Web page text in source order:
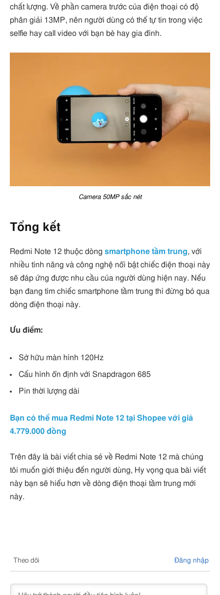
chất lượng. Về phần camera trước của điện thoại có độ
phân giải 13MP, nên người dùng có thể tự tin trong việc
selfie hay call video với bạn bè hay gia đình.
Camera 50MP sắc nét
Tổng kết
Redmi Note 12 thuộc dòng smartphone tầm trung, với
nhiều tính năng và công nghệ nổi bật chiếc điện thoại này
sẽ đáp ứng được nhu cầu của người dùng hiện nay. Nếu
bạn đang tìm chiếc smartphone tầm trung thì đừng bỏ qua
dòng điện thoại này.
Ưu điểm:
Sở hữu màn hình 120Hz
Cấu hình ổn định với Snapdragon 685
Pin thời lượng dài
Bạn có thể mua Redmi Note 12 tại Shopee với giá
4.779.000 đồng
Trên đây là bài viết chia sẻ về Redmi Note 12 mà chúng
tôi muốn giới thiệu đến người dùng, Hy vọng qua bài viết
này bạn sẽ hiểu hơn về dòng điện thoại tầm trung mới
này.
Theo dõi Đăng nhập